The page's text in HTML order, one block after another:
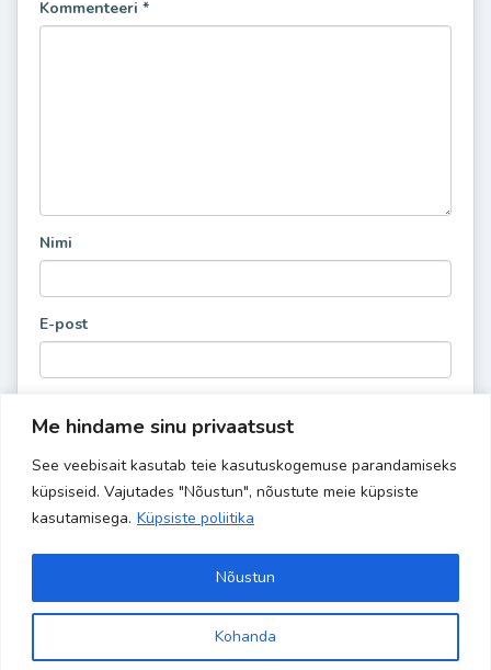
Me hindame sinu privaatsust
See veebisait kasutab teie kasutuskogemuse parandamiseks
küpsiseid. Vajutades "Nõustun", nõustute meie küpsiste
kasutamisega. Küpsiste poliitika
Kohanda
Nõustun
Kommenteeri *
Nimi
E-post